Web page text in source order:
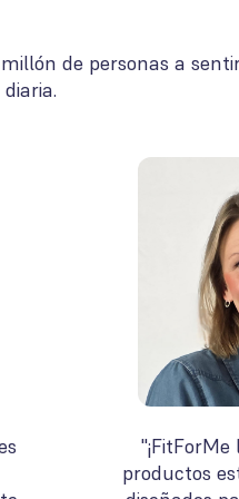
de personas a
productos